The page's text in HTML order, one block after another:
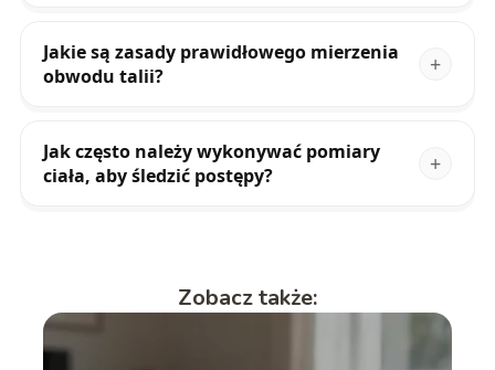
Jakie są zasady prawidłowego mierzenia
obwodu talii?
Jak często należy wykonywać pomiary
ciała, aby śledzić postępy?
Zobacz także: